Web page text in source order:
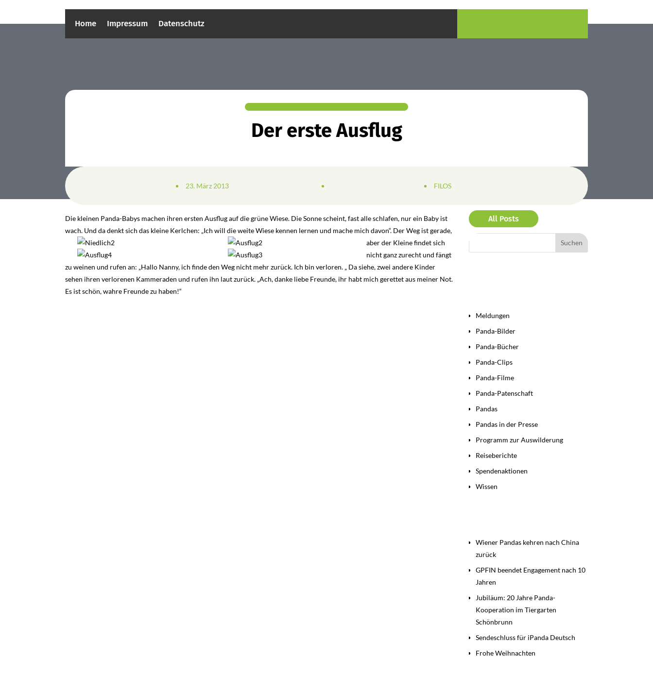
Home Impressum Datenschutz
Der erste Ausflug
23. März 2013 FILOS
Die kleinen Panda-Babys machen ihren ersten Ausflug auf die grüne Wiese. Die Sonne scheint, fast alle schlafen, nur ein Baby ist
wach. Und da denkt sich das kleine Kerlchen: „Ich will die weite Wiese kennen lernen und mache mich davon“. Der Weg ist gerade,
aber der Kleine findet sich
nicht ganz zurecht und fängt
zu weinen und rufen an: „Hallo Nanny, ich finde den Weg nicht mehr zurück. Ich bin verloren. „ Da siehe, zwei andere Kinder
sehen ihren verlorenen Kammeraden und rufen ihn laut zurück. „Ach, danke liebe Freunde, ihr habt mich gerettet aus meiner Not.
Es ist schön, wahre Freunde zu haben!“
All Posts
Meldungen
Panda-Bilder
Panda-Bücher
Panda-Clips
Panda-Filme
Panda-Patenschaft
Pandas
Pandas in der Presse
Programm zur Auswilderung
Reiseberichte
Spendenaktionen
Wissen
Wiener Pandas kehren nach China
zurück
GPFIN beendet Engagement nach 10
Jahren
Jubiläum: 20 Jahre Panda-
Kooperation im Tiergarten
Schönbrunn
Sendeschluss für iPanda Deutsch
Frohe Weihnachten